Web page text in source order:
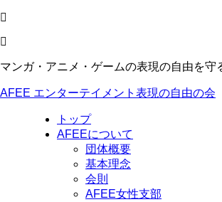
マンガ・アニメ・ゲームの表現の自由を守
AFEE エンターテイメント表現の自由の会
トップ
AFEEについて
団体概要
基本理念
会則
AFEE女性支部